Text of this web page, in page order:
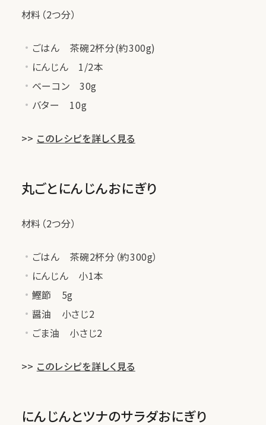
材料（2つ分）
ごはん 茶碗2杯分(約300g)
にんじん 1/2本
ベーコン 30g
バター 10g
>> このレシピを詳しく見る
丸ごとにんじんおにぎり
材料（2つ分）
ごはん 茶碗2杯分（約300g）
にんじん 小1本
鰹節 5g
醤油 小さじ2
ごま油 小さじ2
>> このレシピを詳しく見る
にんじんとツナのサラダおにぎり